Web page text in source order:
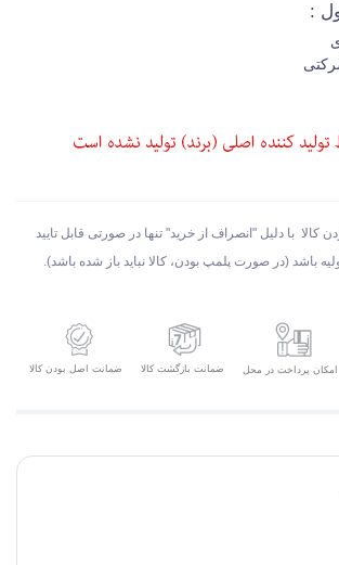
:
با دلیل "انصراف از خرید" تنها در صورتی قابل تایید
باشد (در صورت پلمپ بودن، کالا نباید باز شده باشد).
امکان پرداخت در محل ضمانت بازگشت کالا ضمانت اصل بودن کالا